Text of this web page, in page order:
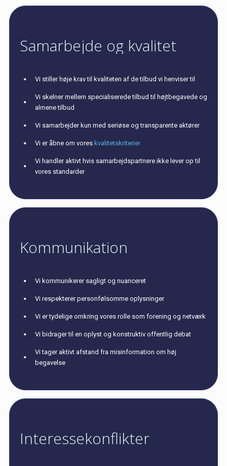
Samarbejde og kvalitet
Vi stiller høje krav til kvaliteten af de tilbud vi henviser til
Vi skelner mellem specialiserede tilbud til højtbegavede og
almene tilbud
Vi samarbejder kun med seriøse og transparente aktører
Vi er åbne om vores kvalitetskriterier
Vi handler aktivt hvis samarbejdspartnere ikke lever op til
vores standarder
Kommunikation
Vi kommunikerer sagligt og nuanceret
Vi respekterer personfølsomme oplysninger
Vi er tydelige omkring vores rolle som forening og netværk
Vi bidrager til en oplyst og konstruktiv offentlig debat
Vi tager aktivt afstand fra misinformation om høj
begavelse
Interessekonflikter